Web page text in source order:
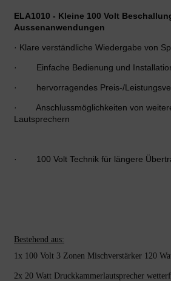
ELA1010 - Kleine 100 Volt
Aussenanwendungen
· Klare verständliche Wiedergabe von
· Einfache Bedienung und
· hervorragendes Preis-/
·
Anschlussmöglichkeiten von
Lautsprechern
· 100 Volt Technik für längere
Bestehend aus:
1x 100 Volt 3 Zonen Mischverstärker 120
2x 20 Watt Druckkammerlautsprecher